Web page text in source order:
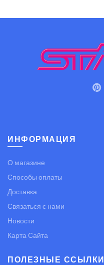
ИНФОРМАЦИЯ
О магазине
Способы оплаты
Доставка
Связаться с нами
Новости
Карта Сайта
ПОЛЕЗНЫЕ ССЫЛКИ